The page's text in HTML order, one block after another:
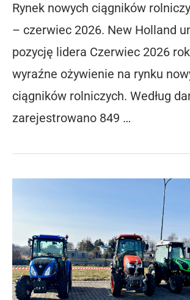
Rynek nowych ciągników
– czerwiec 2026. New Holland
pozycję lidera Czerwiec 2026
wyraźne ożywienie na rynku
ciągników rolniczych. Według
zarejestrowano 849 …